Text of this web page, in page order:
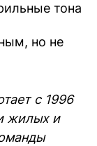
тона
но не
с 1996
жилых и